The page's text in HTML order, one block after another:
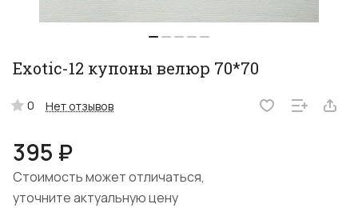
Exotic-12 купоны велюр 70*70
0 Нет отзывов
395 ₽
Стоимость может отличаться,
уточните актуальную цену